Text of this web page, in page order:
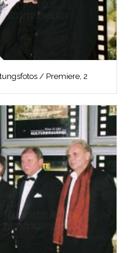
/ Premiere, 2